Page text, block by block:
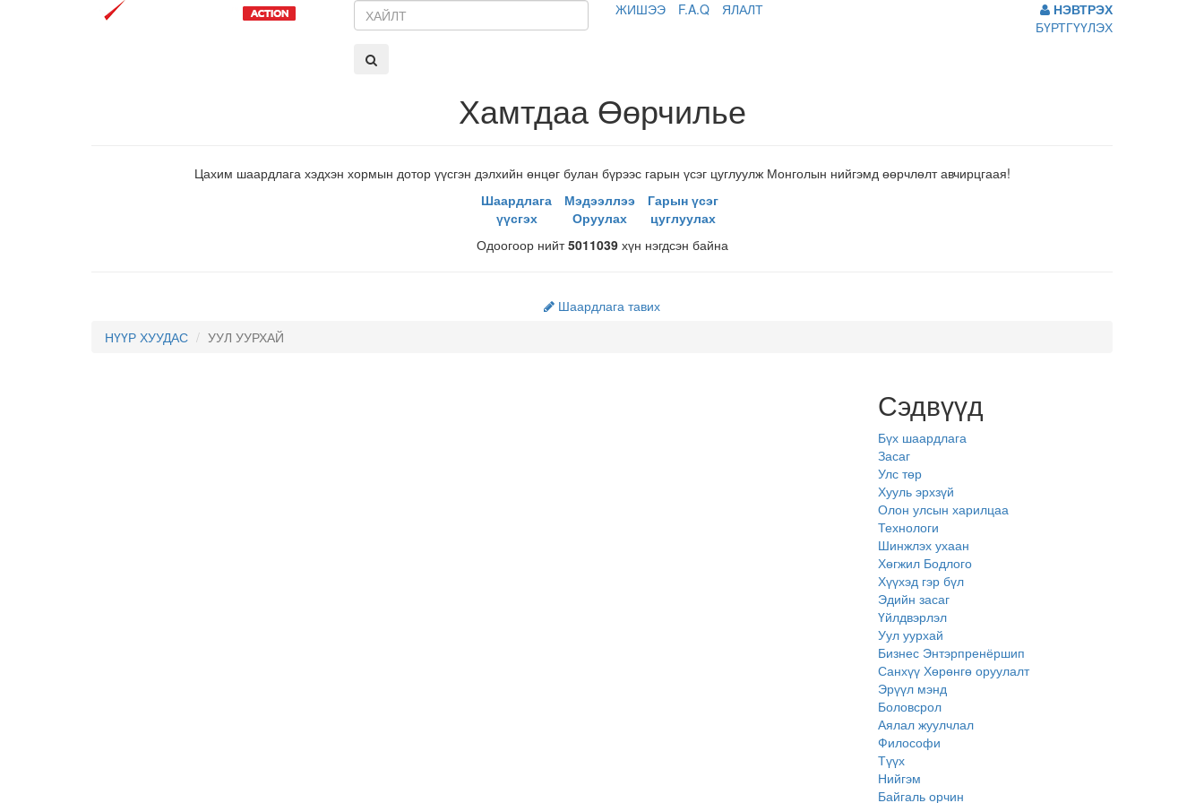
Search ЖИШЭЭ F.A.Q ЯЛАЛТ
НЭВТРЭХ
БҮРТГҮҮЛЭХ
Хамтдаа Өөрчилье
Цахим шаардлага хэдхэн хормын дотор үүсгэн дэлхийн өнцөг булан бүрээс гарын үсэг цуглуулж Монголын нийгэмд өөрчлөлт авчирцгаая!
Шаардлага
үүсгэх
Мэдээллээ
Оруулах
Гарын үсэг
цуглуулах
Одоогоор нийт5011039хүн нэгдсэн байна
Шаардлага тавих
НҮҮР ХУУДАС
УУЛ УУРХАЙ
Сэдвүүд
Бүх шаардлага
Засаг
Улс төр
Хууль эрхзүй
Олон улсын харилцаа
Технологи
Шинжлэх ухаан
Хөгжил Бодлого
Хүүхэд гэр бүл
Эдийн засаг
Үйлдвэрлэл
Уул уурхай
Бизнес Энтэрпренёршип
Санхүү Хөрөнгө оруулалт
Эрүүл мэнд
Боловсрол
Аялал жуулчлал
Философи
Түүх
Нийгэм
Байгаль орчин